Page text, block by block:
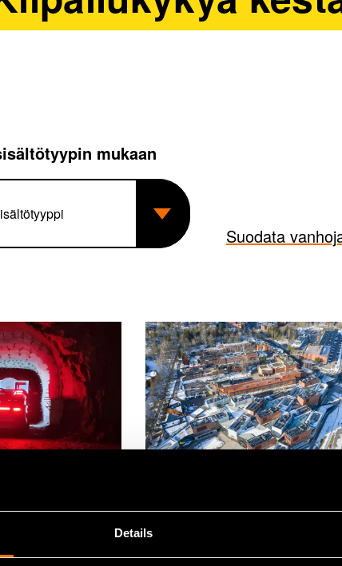
Details
mukaan
Suodata
ottivat
Projektiuutiset
26 syyskuu 2023
Energiayhteisöissä